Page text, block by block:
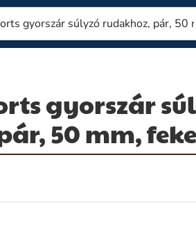
gyorszár
50 mm,